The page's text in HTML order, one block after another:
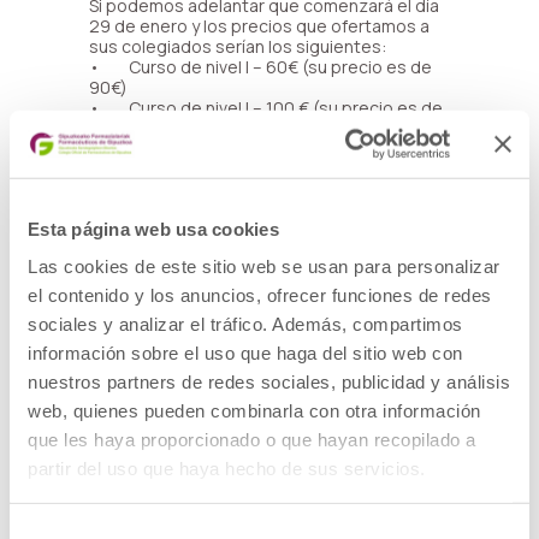
Esta página web usa cookies
Las cookies de este sitio web se usan para personalizar
el contenido y los anuncios, ofrecer funciones de redes
sociales y analizar el tráfico. Además, compartimos
información sobre el uso que haga del sitio web con
nuestros partners de redes sociales, publicidad y análisis
web, quienes pueden combinarla con otra información
que les haya proporcionado o que hayan recopilado a
partir del uso que haya hecho de sus servicios.
Si podemos adelantar que comenzará el día
29 de enero y los precios que ofertamos a
sus colegiados serían los siguientes:
• Curso de nivel I – 60€ (su precio es de
90€)
• Curso de nivel I – 100 € (su precio es de
150€)
• Curso completo nivel I + nivel II – 150 €
rogamos nos lo comuniquen para poder
otras actividades.
Muchas gracias por su atención.
Pd.: Si se animan a realizar alguno de los
cursos deberán identificarse como
miembros del colegio para beneficiarse del
descuento ofrecido.
Más información